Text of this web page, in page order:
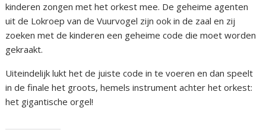
kinderen zongen met het orkest mee. De geheime agenten
uit de Lokroep van de Vuurvogel zijn ook in de zaal en zij
zoeken met de kinderen een geheime code die moet worden
gekraakt.
Uiteindelijk lukt het de juiste code in te voeren en dan speelt
in de finale het groots, hemels instrument achter het orkest:
het gigantische orgel!